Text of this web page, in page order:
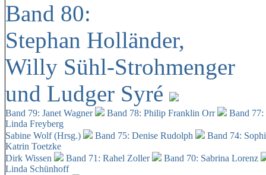
Band 80:
Stephan Holländer,
Willy Sühl-Strohmenger
und Ludger Syré
Band 79: Janet Wagner Band 78: Philip Franklin Orr
Band
Linda Freyberg
Sabine Wolf (Hrsg.)
Band 75: Denise Rudolph
Band 74:
Katrin Toetzke
Dirk Wissen
Band 71: Rahel Zoller
Band 70: Sabrina Lorenz
Linda Schünhoff